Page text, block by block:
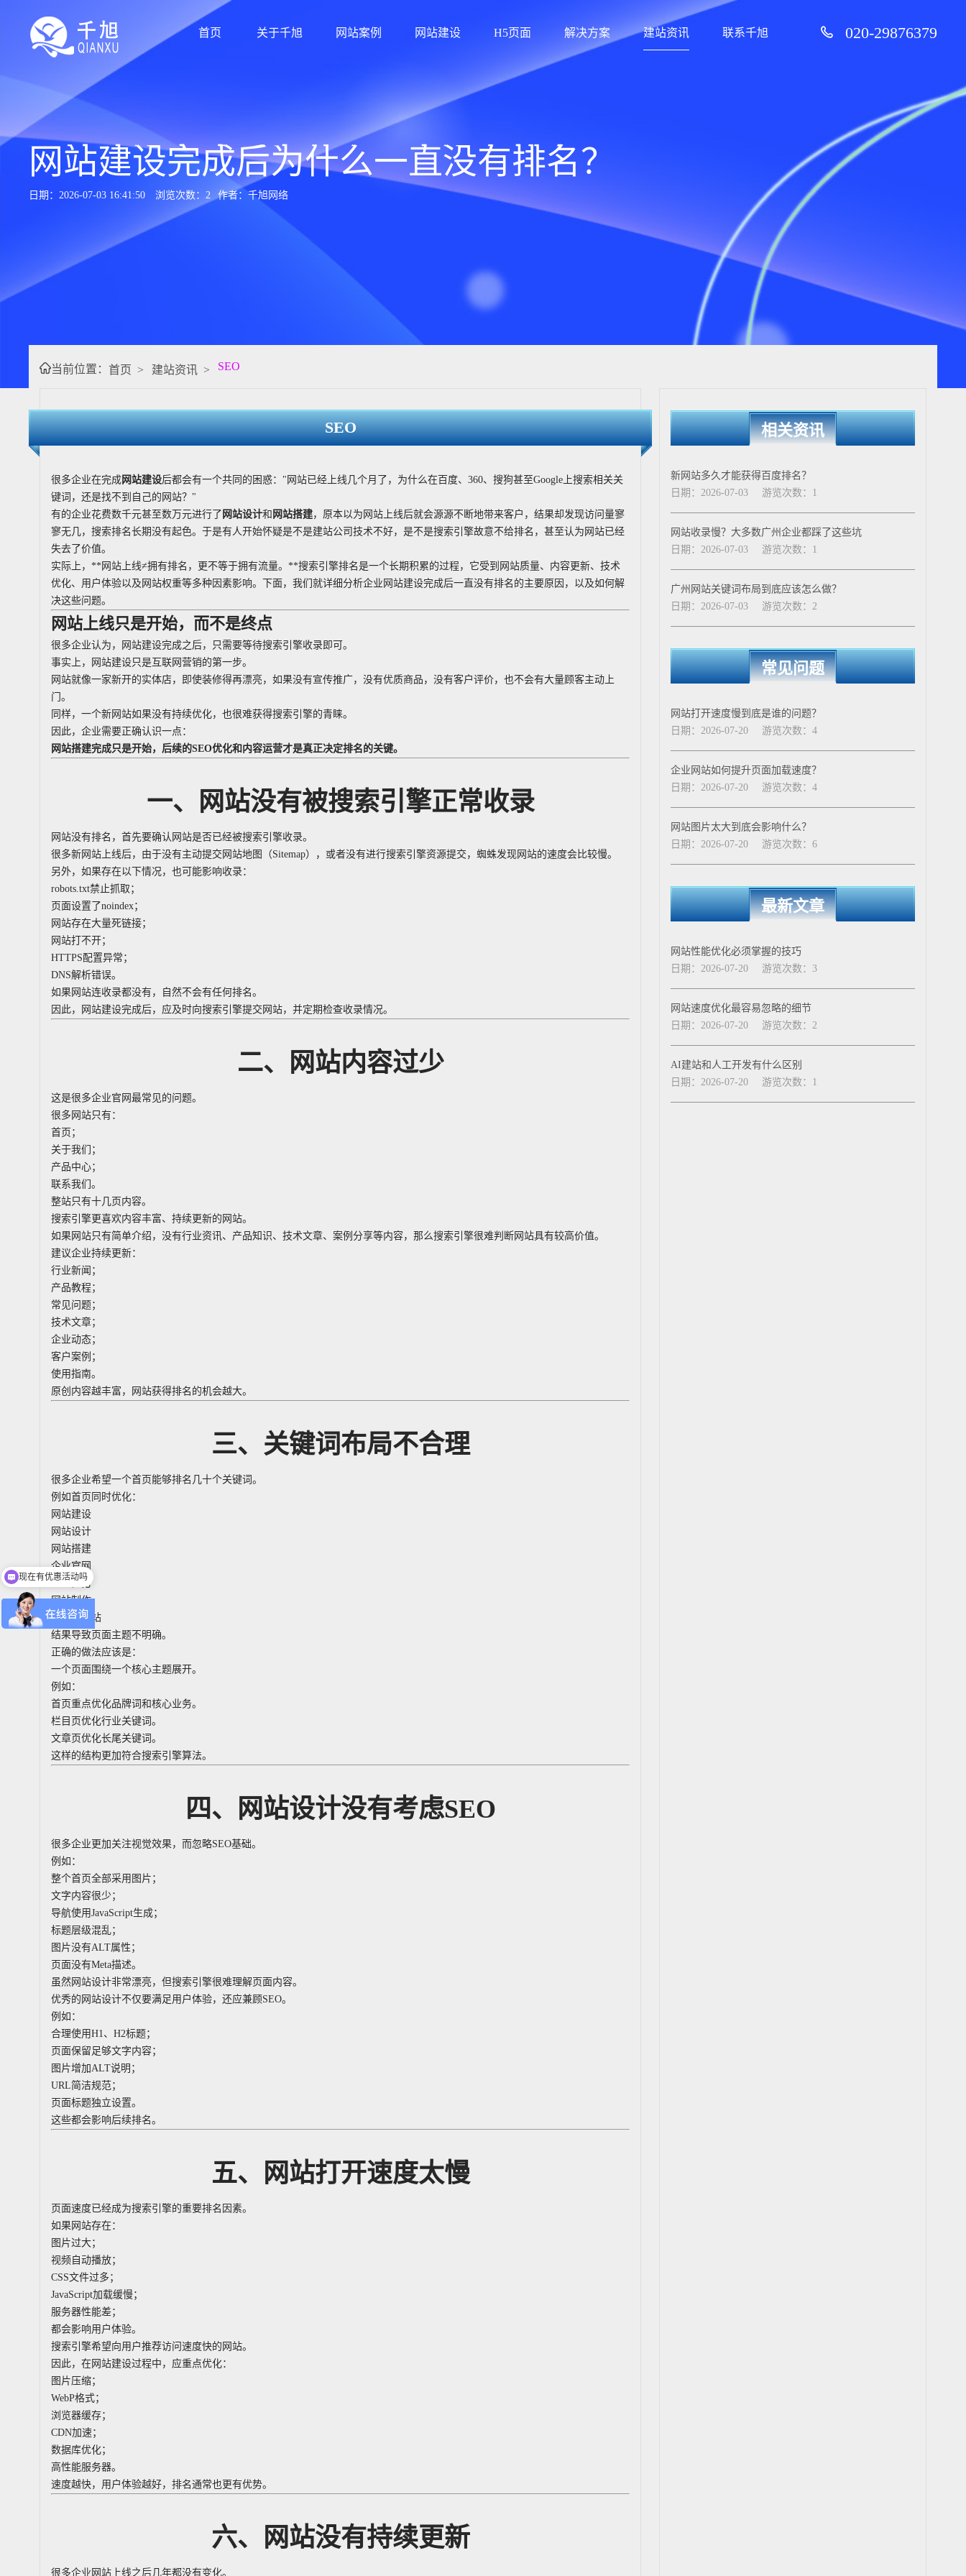
首页 关于千旭 网站案例 网站建设 H5页面 解决方案 建站资讯 联系千旭 020-29876379
网站建设完成后为什么一直没有排名？
日期：2026-07-03 16:41:50 浏览次数：2 作者：千旭网络
当前位置： 首页 > 建站资讯 > SEO
SEO
很多企业在完成网站建设后都会有一个共同的困惑："网站已经上线几个月了，为什么在百度、360、搜狗甚至Google上搜索相关关
键词，还是找不到自己的网站？"
有的企业花费数千元甚至数万元进行了 网站设计和 网站搭建，原本以为网站上线后就会源源不断地带来客户，结果却发现访问量寥
寥无几，搜索排名长期没有起色。于是有人开始怀疑是不是建站公司技术不好，是不是搜索引擎故意不给排名，甚至认为网站已经
失去了价值。
实际上，**网站上线≠拥有排名，更不等于拥有流量。**搜索引擎排名是一个长期积累的过程，它受到网站质量、内容更新、技术
优化、用户体验以及网站权重等多种因素影响。下面，我们就详细分析企业网站建设完成后一直没有排名的主要原因，以及如何解
决这些问题。
网站上线只是开始，而不是终点
很多企业认为，网站建设完成之后，只需要等待搜索引擎收录即可。
事实上，网站建设只是互联网营销的第一步。
网站就像一家新开的实体店，即使装修得再漂亮，如果没有宣传推广，没有优质商品，没有客户评价，也不会有大量顾客主动上
门。
同样，一个新网站如果没有持续优化，也很难获得搜索引擎的青睐。
因此，企业需要正确认识一点：
网站搭建完成只是开始，后续的SEO优化和内容运营才是真正决定排名的关键。
一、网站没有被搜索引擎正常收录
网站没有排名，首先要确认网站是否已经被搜索引擎收录。
很多新网站上线后，由于没有主动提交网站地图（Sitemap），或者没有进行搜索引擎资源提交，蜘蛛发现网站的速度会比较慢。
另外，如果存在以下情况，也可能影响收录：
robots.txt禁止抓取；
页面设置了noindex；
网站存在大量死链接；
网站打不开；
HTTPS配置异常；
DNS解析错误。
如果网站连收录都没有，自然不会有任何排名。
因此，网站建设完成后，应及时向搜索引擎提交网站，并定期检查收录情况。
二、网站内容过少
这是很多企业官网最常见的问题。
很多网站只有：
首页；
关于我们；
产品中心；
联系我们。
整站只有十几页内容。
搜索引擎更喜欢内容丰富、持续更新的网站。
如果网站只有简单介绍，没有行业资讯、产品知识、技术文章、案例分享等内容，那么搜索引擎很难判断网站具有较高价值。
建议企业持续更新：
行业新闻；
产品教程；
常见问题；
技术文章；
企业动态；
客户案例；
使用指南。
原创内容越丰富，网站获得排名的机会越大。
三、关键词布局不合理
很多企业希望一个首页能够排名几十个关键词。
例如首页同时优化：
网站建设
网站设计
网站搭建
企业官网
SEO优化
网站制作
响应式网站
结果导致页面主题不明确。
正确的做法应该是：
一个页面围绕一个核心主题展开。
例如：
首页重点优化品牌词和核心业务。
栏目页优化行业关键词。
文章页优化长尾关键词。
这样的结构更加符合搜索引擎算法。
四、网站设计没有考虑SEO
很多企业更加关注视觉效果，而忽略SEO基础。
例如：
整个首页全部采用图片；
文字内容很少；
导航使用JavaScript生成；
标题层级混乱；
图片没有ALT属性；
页面没有Meta描述。
虽然网站设计非常漂亮，但搜索引擎很难理解页面内容。
优秀的网站设计不仅要满足用户体验，还应兼顾SEO。
例如：
合理使用H1、H2标题；
页面保留足够文字内容；
图片增加ALT说明；
URL简洁规范；
页面标题独立设置。
这些都会影响后续排名。
五、网站打开速度太慢
页面速度已经成为搜索引擎的重要排名因素。
如果网站存在：
图片过大；
视频自动播放；
CSS文件过多；
JavaScript加载缓慢；
服务器性能差；
都会影响用户体验。
搜索引擎希望向用户推荐访问速度快的网站。
因此，在网站建设过程中，应重点优化：
图片压缩；
WebP格式；
浏览器缓存；
CDN加速；
数据库优化；
高性能服务器。
速度越快，用户体验越好，排名通常也更有优势。
六、网站没有持续更新
很多企业网站上线之后几年都没有变化。
相关资讯
新网站多久才能获得百度排名？
日期：2026-07-03
游览次数：1
网站收录慢？大多数广州企业都踩了这些坑
日期：2026-07-03
游览次数：1
广州网站关键词布局到底应该怎么做？
日期：2026-07-03
游览次数：2
常见问题
网站打开速度慢到底是谁的问题？
日期：2026-07-20
游览次数：4
企业网站如何提升页面加载速度？
日期：2026-07-20
游览次数：4
网站图片太大到底会影响什么？
日期：2026-07-20
游览次数：6
最新文章
网站性能优化必须掌握的技巧
日期：2026-07-20
游览次数：3
网站速度优化最容易忽略的细节
日期：2026-07-20
游览次数：2
AI建站和人工开发有什么区别
日期：2026-07-20
游览次数：1
现在有优惠活动吗